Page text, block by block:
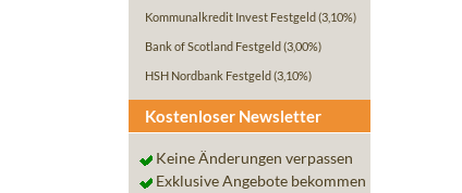
Kommunalkredit Invest Festgeld (3,10%)
Bank of Scotland Festgeld (3,00%)
HSH Nordbank Festgeld (3,10%)
Kostenloser Newsletter
Keine Änderungen verpassen
Exklusive Angebote bekommen